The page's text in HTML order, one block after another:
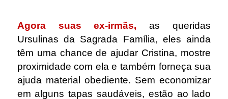
Agora suas ex-irmãs,
as queridas
Ursulinas da Sagrada Família, eles ainda
têm uma chance de ajudar Cristina, mostre
proximidade com ela e também forneça sua
ajuda material obediente. Sem economizar
em alguns tapas saudáveis, estão ao lado